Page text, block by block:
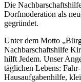
Die
Dorfmoderation als
gegründet.
Unter dem Motto
Nachbarschaftshilfe
hilft Jedem. Unser
täglichen Lebens:
Hausaufgabenhilfe,